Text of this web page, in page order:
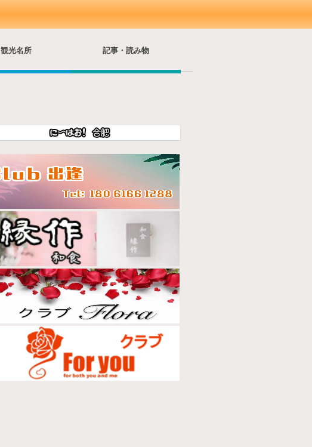
観光名所 記事・読み物